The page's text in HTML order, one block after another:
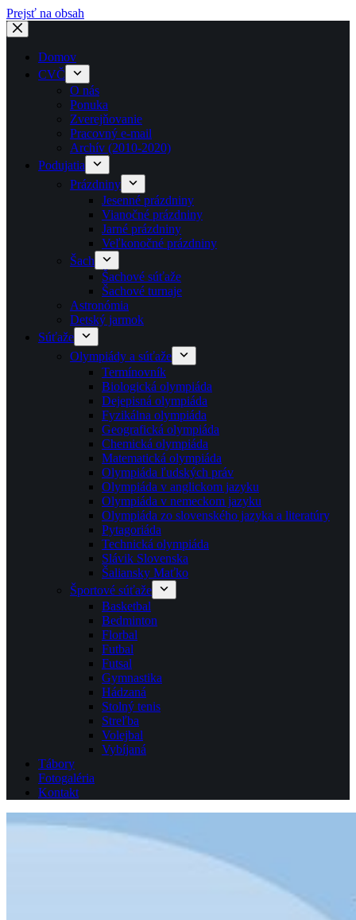
Prejsť na obsah
Domov
CVČ
O nás
Ponuka
Zverejňovanie
Pracovný e-mail
Archív (2010-2020)
Podujatia
Prázdniny
Jesenné prázdniny
Vianočné prázdniny
Jarné prázdniny
Veľkonočné prázdniny
Šach
Šachové súťaže
Šachové turnaje
Astronómia
Detský jarmok
Súťaže
Olympiády a súťaže
Termínovník
Biologická olympiáda
Dejepisná olympiáda
Fyzikálna olympiáda
Geografická olympiáda
Chemická olympiáda
Matematická olympiáda
Olympiáda ľudských práv
Olympiáda v anglickom jazyku
Olympiáda v nemeckom jazyku
Olympiáda zo slovenského jazyka a literatúry
Pytagoriáda
Technická olympiáda
Slávik Slovenska
Šaliansky Maťko
Športové súťaže
Basketbal
Bedminton
Florbal
Futbal
Futsal
Gymnastika
Hádzaná
Stolný tenis
Streľba
Volejbal
Vybíjaná
Tábory
Fotogaléria
Kontakt